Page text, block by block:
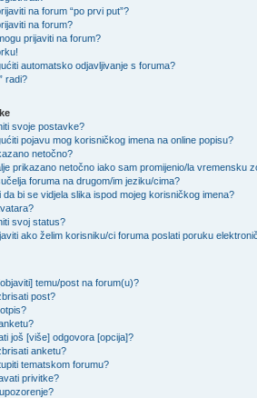
na forum “po prvi put”?
na forum?
prijaviti na forum?
automatsko odjavljivanje s foruma?
radi?
svoje postavke?
pojavu mog korisničkog imena na online popisu?
netočno?
prikazano netočno iako sam promijenio/la vremensku
foruma na drugom/im jeziku/cima?
da bi se vidjela slika ispod mojeg korisničkog imena?
svoj status?
ako želim korisniku/ci foruma poslati poruku
temu/post na forum(u)?
post?
još [više] odgovora [opcija]?
anketu?
tematskom forumu?
privitke?